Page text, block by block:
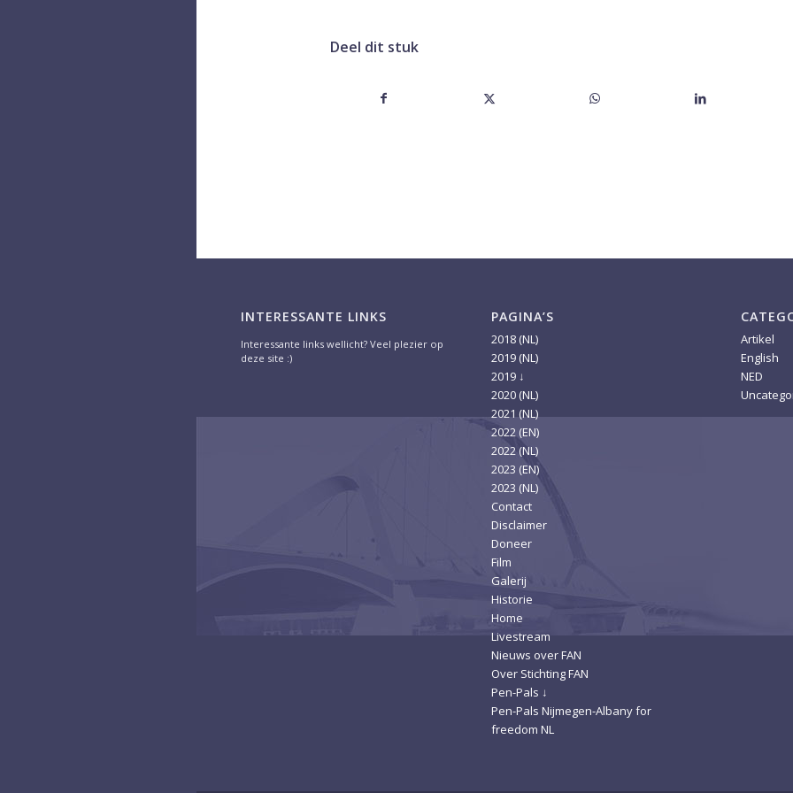
Deel dit stuk
INTERESSANTE LINKS
Interessante links wellicht? Veel plezier op
deze site :)
PAGINA’S
2018 (NL)
2019 (NL)
2019 ↓
2020 (NL)
2021 (NL)
2022 (EN)
2022 (NL)
2023 (EN)
2023 (NL)
Contact
Disclaimer
Doneer
Film
Galerij
Historie
Home
Livestream
Nieuws over FAN
Over Stichting FAN
Pen-Pals ↓
Pen-Pals Nijmegen-Albany for
freedom NL
Artikel
English
NED